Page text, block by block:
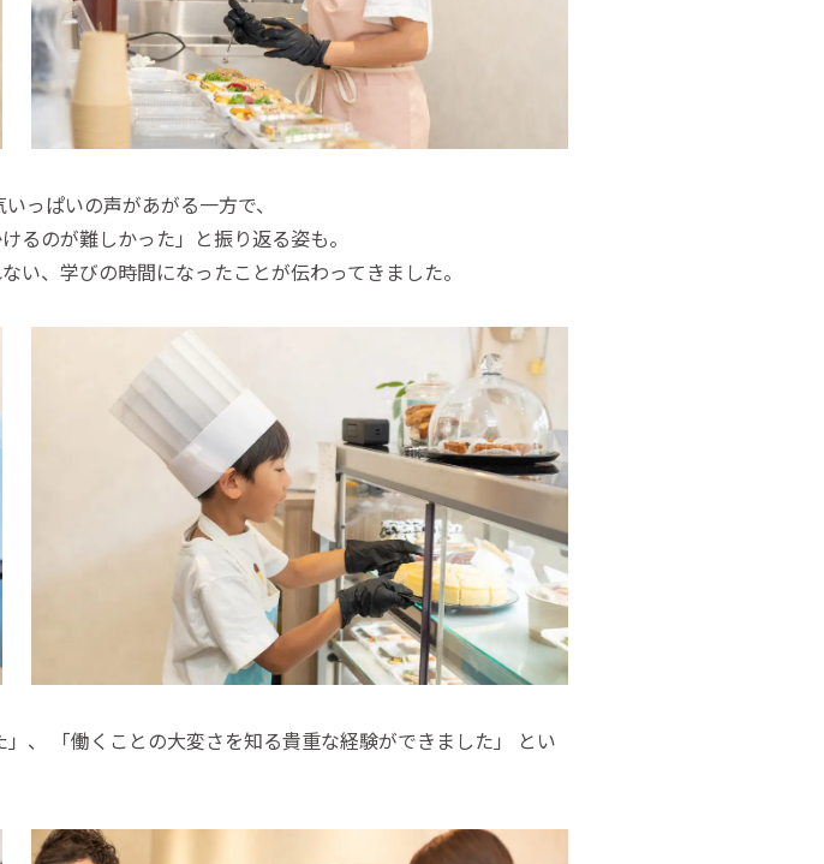
っぱいの声があがる一方で、
るのが難しかった」と振り返る姿も。
、学びの時間になったことが伝わってきました。
、 「働くことの大変さを知る貴重な経験ができました」 とい